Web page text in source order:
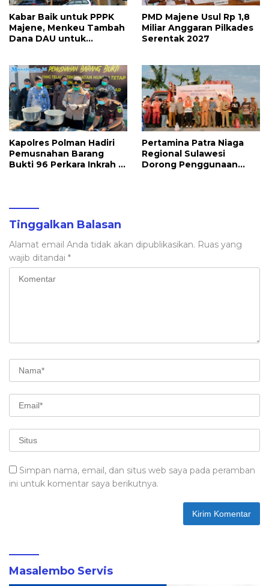
Kabar Baik untuk PPPK
Majene, Menkeu Tambah
Dana DAU untuk
PMD Majene Usul Rp 1,8
Miliar Anggaran Pilkades
Serentak 2027
Kapolres Polman Hadiri
Pemusnahan Barang
Bukti 96 Perkara Inkrah di
Pertamina Patra Niaga
Regional Sulawesi
Dorong Penggunaan
Tinggalkan Balasan
Alamat email Anda tidak akan dipublikasikan. Ruas yang
wajib ditandai *
Simpan nama, email, dan situs web saya pada peramban
ini untuk komentar saya berikutnya.
Masalembo Servis